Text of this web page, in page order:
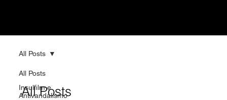
All Posts
Insulfilm e
Antivandalismo
All Posts
All Posts